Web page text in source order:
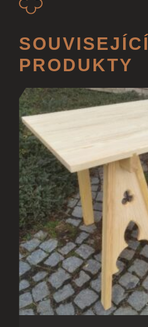
SOUVISEJÍCÍ
PRODUKTY